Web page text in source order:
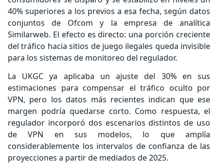
40% superiores a los previos a esa fecha, según datos
conjuntos de Ofcom y la empresa de analítica
Similarweb. El efecto es directo: una porción creciente
del tráfico hacia sitios de juego ilegales queda invisible
para los sistemas de monitoreo del regulador.
La UKGC ya aplicaba un ajuste del 30% en sus
estimaciones para compensar el tráfico oculto por
VPN, pero los datos más recientes indican que ese
margen podría quedarse corto. Como respuesta, el
regulador incorporó dos escenarios distintos de uso
de VPN en sus modelos, lo que amplía
considerablemente los intervalos de confianza de las
proyecciones a partir de mediados de 2025.